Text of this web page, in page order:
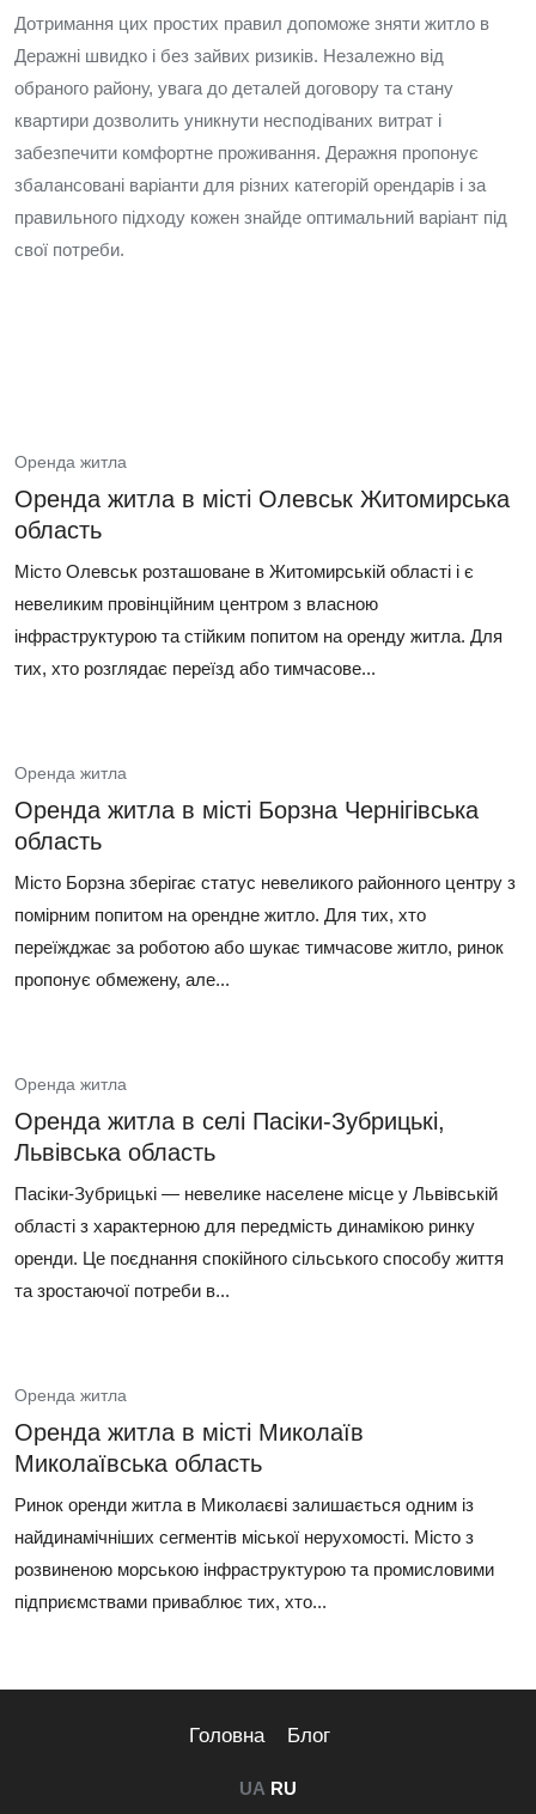
Дотримання цих простих правил допоможе зняти житло в
Деражні швидко і без зайвих ризиків. Незалежно від
обраного району, увага до деталей договору та стану
квартири дозволить уникнути несподіваних витрат і
забезпечити комфортне проживання. Деражня пропонує
збалансовані варіанти для різних категорій орендарів і за
правильного підходу кожен знайде оптимальний варіант під
свої потреби.
Оренда житла
Оренда житла в місті Олевськ Житомирська
область
Місто Олевськ розташоване в Житомирській області і є
невеликим провінційним центром з власною
інфраструктурою та стійким попитом на оренду житла. Для
тих, хто розглядає переїзд або тимчасове...
Оренда житла
Оренда житла в місті Борзна Чернігівська
область
Місто Борзна зберігає статус невеликого районного центру з
помірним попитом на орендне житло. Для тих, хто
переїжджає за роботою або шукає тимчасове житло, ринок
пропонує обмежену, але...
Оренда житла
Оренда житла в селі Пасіки-Зубрицькі,
Львівська область
Пасіки-Зубрицькі — невелике населене місце у Львівській
області з характерною для передмість динамікою ринку
оренди. Це поєднання спокійного сільського способу життя
та зростаючої потреби в...
Оренда житла
Оренда житла в місті Миколаїв
Миколаївська область
Ринок оренди житла в Миколаєві залишається одним із
найдинамічніших сегментів міської нерухомості. Місто з
розвиненою морською інфраструктурою та промисловими
підприємствами приваблює тих, хто...
Головна Блог
UA RU